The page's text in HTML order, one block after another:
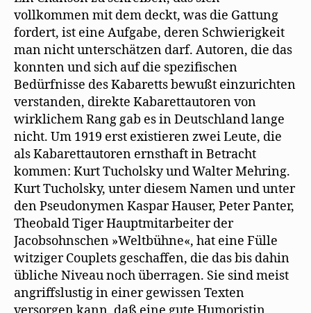
vollkommen mit dem deckt, was die Gattung
fordert, ist eine Aufgabe, deren Schwierigkeit
man nicht unterschätzen darf. Autoren, die das
konnten und sich auf die spezifischen
Bedürfnisse des Kabaretts bewußt einzurichten
verstanden, direkte Kabarettautoren von
wirklichem Rang gab es in Deutschland lange
nicht. Um 1919 erst existieren zwei Leute, die
als Kabarettautoren ernsthaft in Betracht
kommen: Kurt Tucholsky und Walter Mehring.
Kurt Tucholsky, unter diesem Namen und unter
den Pseudonymen Kaspar Hauser, Peter Panter,
Theobald Tiger Hauptmitarbeiter der
Jacobsohnschen »Weltbühne«, hat eine Fülle
witziger Couplets geschaffen, die das bis dahin
übliche Niveau noch überragen. Sie sind meist
angriffslustig in einer gewissen Texten